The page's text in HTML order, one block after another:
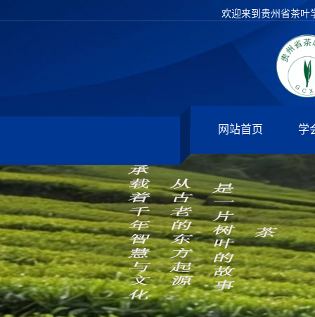
欢迎来到贵州省茶叶
网站首页 学